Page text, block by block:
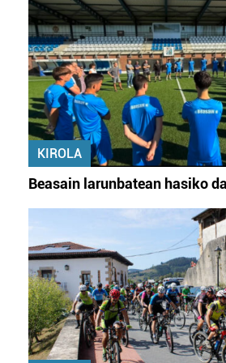
KIROLA
Beasain larunbatean hasiko